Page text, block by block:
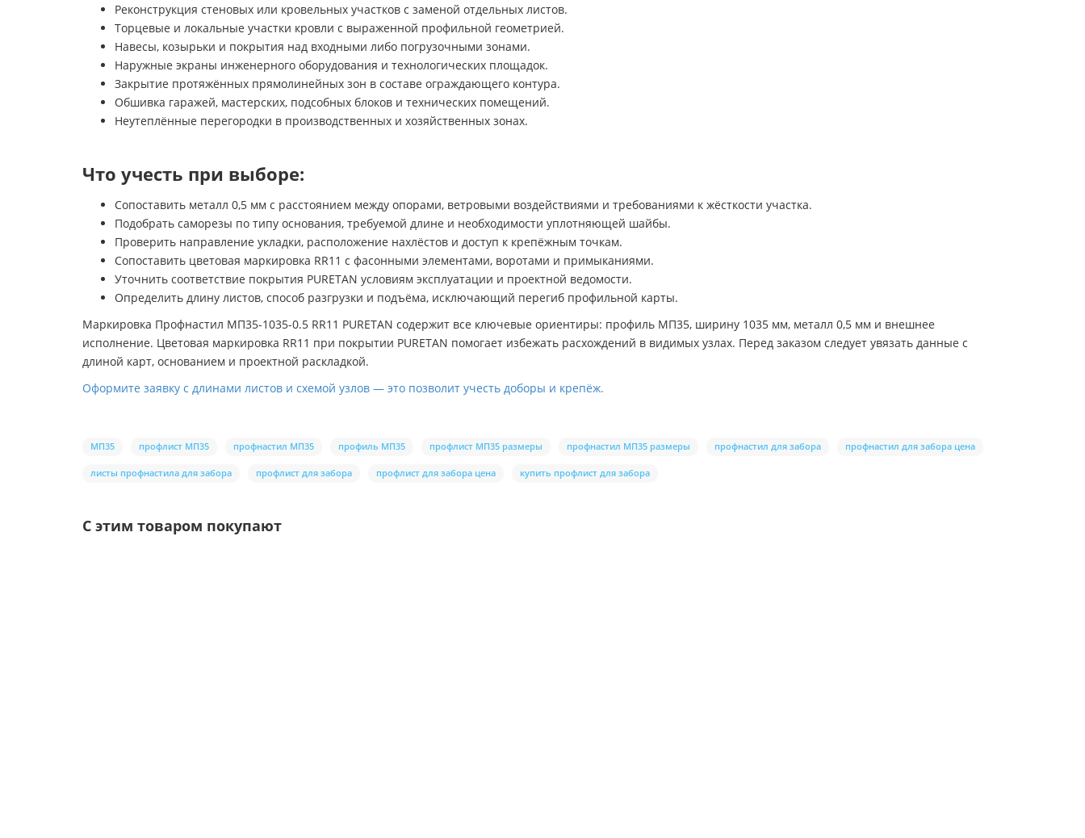
Реконструкция стеновых или кровельных участков с заменой отдельных листов.
Торцевые и локальные участки кровли с выраженной профильной геометрией.
Навесы, козырьки и покрытия над входными либо погрузочными зонами.
Наружные экраны инженерного оборудования и технологических площадок.
Закрытие протяжённых прямолинейных зон в составе ограждающего контура.
Обшивка гаражей, мастерских, подсобных блоков и технических помещений.
Неутеплённые перегородки в производственных и хозяйственных зонах.
Что учесть при выборе:
Сопоставить металл 0,5 мм с расстоянием между опорами, ветровыми воздействиями и требованиями к жёсткости участка.
Подобрать саморезы по типу основания, требуемой длине и необходимости уплотняющей шайбы.
Проверить направление укладки, расположение нахлёстов и доступ к крепёжным точкам.
Сопоставить цветовая маркировка RR11 с фасонными элементами, воротами и примыканиями.
Уточнить соответствие покрытия PURETAN условиям эксплуатации и проектной ведомости.
Определить длину листов, способ разгрузки и подъёма, исключающий перегиб профильной карты.
Маркировка Профнастил МП35-1035-0.5 RR11 PURETAN содержит все ключевые ориентиры: профиль МП35, ширину 1035 мм, металл 0,5 мм и внешнее
исполнение. Цветовая маркировка RR11 при покрытии PURETAN помогает избежать расхождений в видимых узлах. Перед заказом следует увязать данные с
длиной карт, основанием и проектной раскладкой.
Оформите заявку с длинами листов и схемой узлов — это позволит учесть доборы и крепёж.
МП35 профлист МП35 профнастил МП35 профиль МП35 профлист МП35 размеры профнастил МП35 размеры профнастил для забора профнастил для забора цена
листы профнастила для забора профлист для забора профлист для забора цена купить профлист для забора
С этим товаром покупают